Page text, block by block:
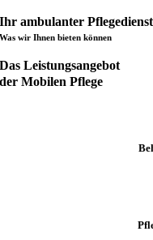
Ihr ambulanter
Was wir Ihnen bieten können
Das Leistungsangebot
der Mobilen Pflege